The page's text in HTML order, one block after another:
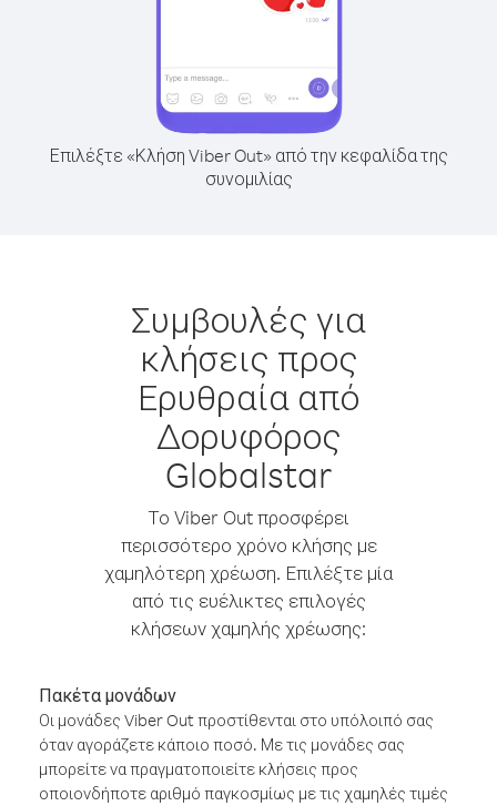
Επιλέξτε «Κλήση Viber Out» από την κεφαλίδα της
συνομιλίας
Συμβουλές για
κλήσεις προς
Ερυθραία από
Δορυφόρος
Globalstar
Το Viber Out προσφέρει
περισσότερο χρόνο κλήσης με
χαμηλότερη χρέωση. Επιλέξτε μία
από τις ευέλικτες επιλογές
κλήσεων χαμηλής χρέωσης:
Πακέτα μονάδων
Οι μονάδες Viber Out προστίθενται στο υπόλοιπό σας
όταν αγοράζετε κάποιο ποσό. Με τις μονάδες σας
μπορείτε να πραγματοποιείτε κλήσεις προς
οποιονδήποτε αριθμό παγκοσμίως με τις χαμηλές τιμές